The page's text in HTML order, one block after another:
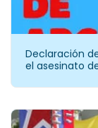
Declaración
el asesinato